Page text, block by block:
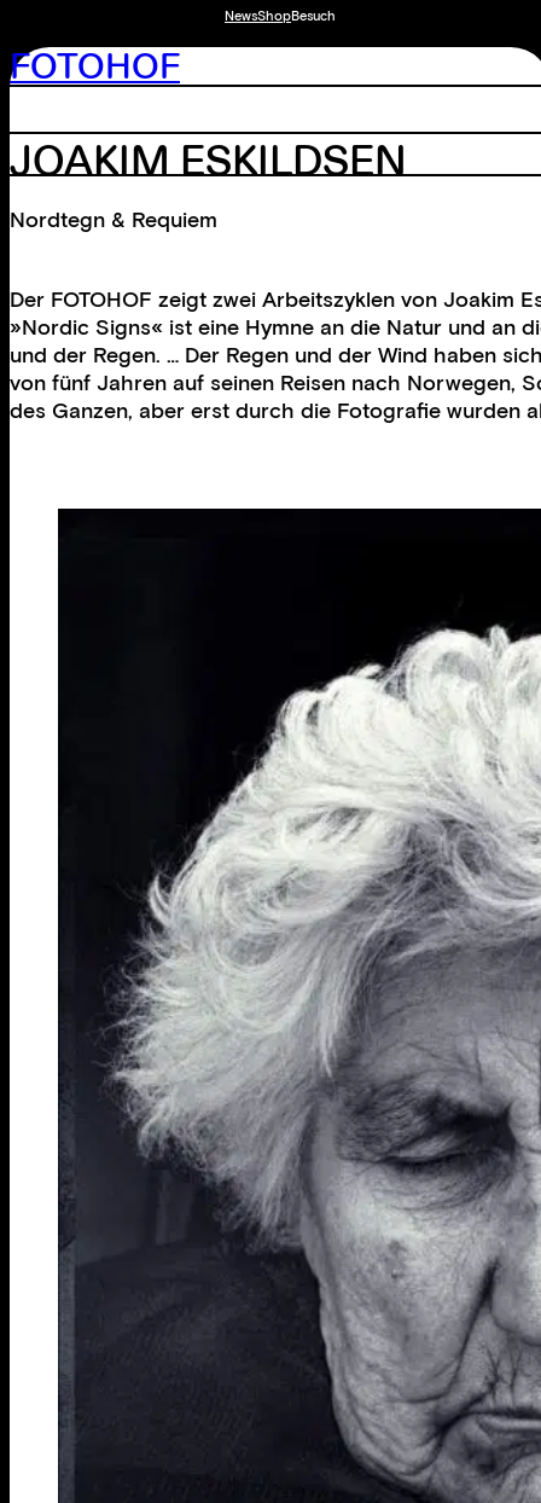
NewsShopBesuch
FOTOHOF
JOAKIM ESKILDSEN
Nordtegn & Requiem
Der FOTOHOF zeigt zwei Arbeitszyklen von Joakim
»Nordic Signs« ist eine Hymne an die Natur und an
und der Regen. … Der Regen und der Wind haben
von fünf Jahren auf seinen Reisen nach Norwegen,
des Ganzen, aber erst durch die Fotografie wurden